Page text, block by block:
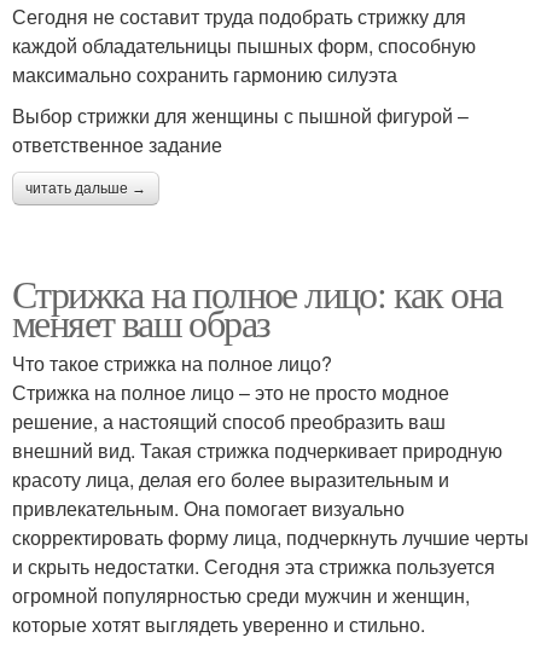
Сегодня не составит труда подобрать стрижку для
каждой обладательницы пышных форм, способную
максимально сохранить гармонию силуэта
Выбор стрижки для женщины с пышной фигурой –
ответственное задание
читать дальше →
Стрижка на полное лицо: как она
меняет ваш образ
Что такое стрижка на полное лицо?
Стрижка на полное лицо – это не просто модное
решение, а настоящий способ преобразить ваш
внешний вид. Такая стрижка подчеркивает природную
красоту лица, делая его более выразительным и
привлекательным. Она помогает визуально
скорректировать форму лица, подчеркнуть лучшие черты
и скрыть недостатки. Сегодня эта стрижка пользуется
огромной популярностью среди мужчин и женщин,
которые хотят выглядеть уверенно и стильно.